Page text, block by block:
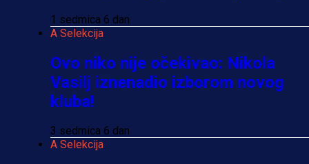
1 sedmica 6 dan
A Selekcija
Ovo niko nije očekivao: Nikola
Vasilj iznenadio izborom novog
kluba!
3 sedmica 6 dan
A Selekcija